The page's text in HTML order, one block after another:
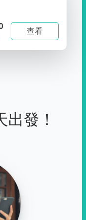
查看
發！